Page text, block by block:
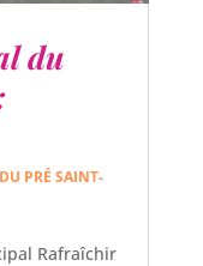
du
PRÉ SAINT-
Rafraîchir